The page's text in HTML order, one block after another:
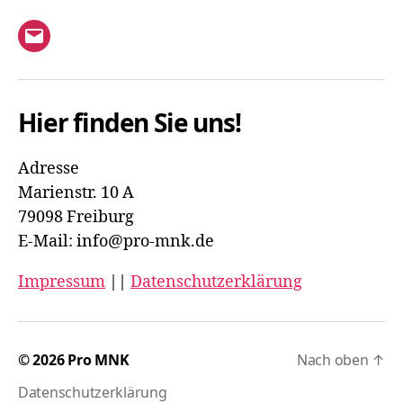
E-
Hier finden Sie uns!
Adresse
Marienstr. 10 A
79098 Freiburg
E-Mail: info@pro-mnk.de
Impressum
Datenschutzerklärung
© 2026Pro MNK
Datenschutzerklärung
Nach oben ↑